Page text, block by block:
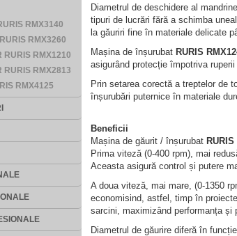
RMX3140
RMX3260
RURIS RMX1210
RURIS RMX2813
RMX4125
Diametrul de deschidere al
tipuri de lucrări fără a schimba
la găuriri fine în materiale delicate
Mașina de înșurubat RURIS
asigurând protecție împotriva
Prin setarea corectă a treptelor de
înșurubări puternice în materiale
Beneficii
Mașina de găurit / înșurubat
Prima viteză (0-400 rpm), mai
Aceasta asigură control și putere
A doua viteză, mai mare, (0-1350
economisind, astfel, timp în
sarcini, maximizând performanța și
Diametrul de găurire diferă în